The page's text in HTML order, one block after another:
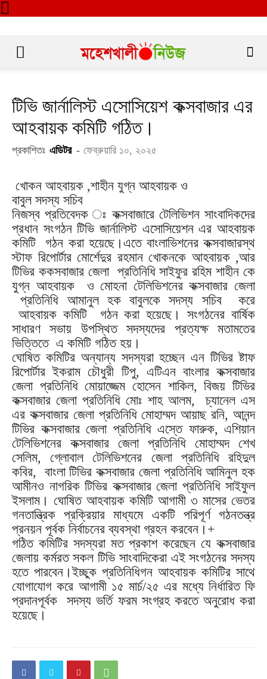
টিভি জার্নালিস্ট এসোসিয়েশ কক্সবাজার এর
আহবায়ক কমিটি গঠিত।
প্রকাশিতঃ এডিটর - ফেব্রুয়ারি ১০, ২০২৫
খোকন আহবায়ক ,শাহীন যুগ্ন আহবায়ক ও
বাবুল সদস্য সচিব
নিজস্ব প্রতিবেদক ঃ কক্সবাজারে টেলিভিশন সাংবাদিকদের
প্রধান সংগঠন টিভি জার্নালিস্ট এসোসিয়েশন এর আহবায়ক
কমিটি গঠন করা হয়েছে।এতে বাংলাভিশনের কক্সবাজারস্থ
স্টাফ রিপোর্টার মোর্শেদুর রহমান খোকনকে আহবায়ক ,আর
টিভির ককসবাজার জেলা প্রতিনিধি সাইফুর রহিম শাহীন কে
যুগ্ন আহবায়ক ও মোহনা টেলিভিশনের কক্সবাজার জেলা
প্রতিনিধি আমানুল হক বাবুলকে সদস্য সচিব করে
আহবায়ক কমিটি গঠন করা হয়েছে। সংগঠনের বার্ষিক
সাধারণ সভায় উপস্থিত সদস্যদের প্রত্যক্ষ মতামতের
ভিত্তিতে এ কমিটি গঠিত হয়।
ঘোষিত কমিটির অন্যান্য সদস্যরা হচ্ছেন এন টিভির ষ্টাফ
রিপোর্টার ইকরাম চৌধুরী টিপু, এটিএন বাংলার কক্সবাজার
জেলা প্রতিনিধি মোয়াজ্জেম হোসেন শাকিল, বিজয় টিভির
কক্সবাজার জেলা প্রতিনিধি মোঃ শাহ আলম, চ্যানেল এস
এর কক্সবাজার জেলা প্রতিনিধি মোহাম্মদ আয়াছ রনি, আনন্দ
টিভির কক্সবাজার জেলা প্রতিনিধি এস্তে ফারুক, এশিয়ান
টেলিভিশনের কক্সবাজার জেলা প্রতিনিধি মোহাম্মদ শেখ
সেলিম, গ্লোবাল টেলিভিশনের জেলা প্রতিনিধি রহিদুল
কবির, বাংলা টিভির কক্সবাজার জেলা প্রতিনিধি আমিনুল হক
আমীনও নাগরিক টিভির কক্সবাজার জেলা প্রতিনিধি সাইফুল
ইসলাম। ঘোষিত আহবায়ক কমিটি আগামী ৩ মাসের ভেতর
গনতান্ত্রিক প্রক্রিয়ার মাধ্যমে একটি পরিপূর্ণ গঠনতন্ত্র
প্রনয়ন পূর্বক নির্বাচনের ব্যবস্থা গ্রহন করবেন।+
গঠিত কমিটির সদস্যরা মত প্রকাশ করেছেন যে কক্সবাজার
জেলায় কর্মরত সকল টিভি সাংবাদিকেরা এই সংগঠনের সদস্য
হতে পারবেন।ইচ্ছুক প্রতিনিধিগন আহবায়ক কমিটির সাথে
যোগাযোগ করে আগামী ১৫ মার্চ/২৫ এর মধ্যে নির্ধারিত ফি
প্রদানপূর্বক সদস্য ভর্তি ফরম সংগ্রহ করতে অনুরোধ করা
হয়েছে।